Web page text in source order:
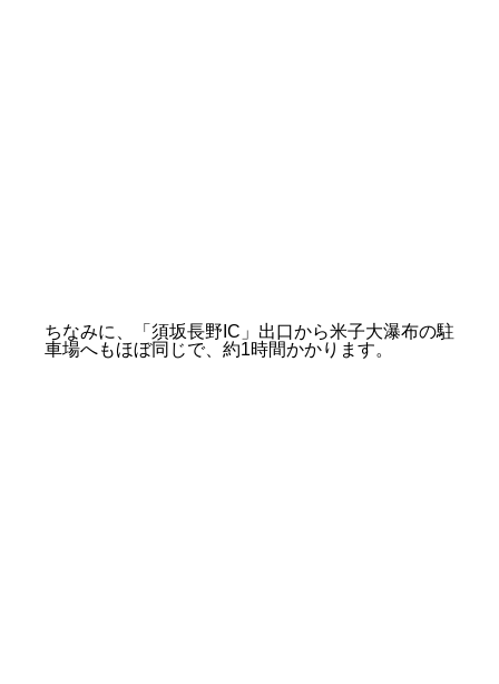
ちなみに、「須坂長野IC」出口から米子大瀑布の駐
車場へもほぼ同じで、約1時間かかります。